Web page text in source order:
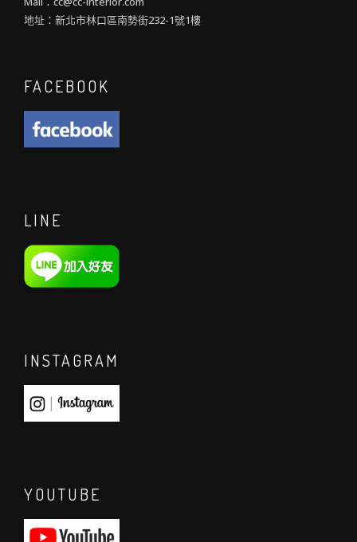
地址：新北市林口區南勢街232-1號1樓
FACEBOOK
LINE
INSTAGRAM
YOUTUBE